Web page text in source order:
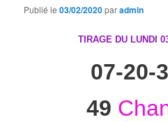
Publié le03/02/2020paradmin
TIRAGE DU LUNDI
07-20-
49